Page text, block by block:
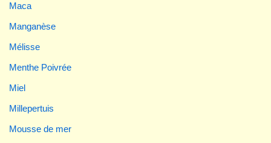
Maca
Manganèse
Mélisse
Menthe Poivrée
Miel
Millepertuis
Mousse de mer